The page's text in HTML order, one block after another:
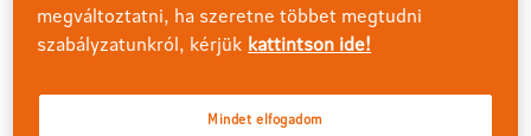
és egyebek élvezete, annál kiegyensúlyozottabbak
lehetünk a mindennapokban.
Mindez nagyban befolyásolja a mindenkori mentális
megváltoztatni, ha szeretne többet megtudni
szabályzatunkról, kérjük kattintson ide!
Mindet elfogadom